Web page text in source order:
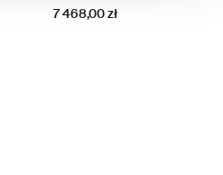
7 468,00 zł